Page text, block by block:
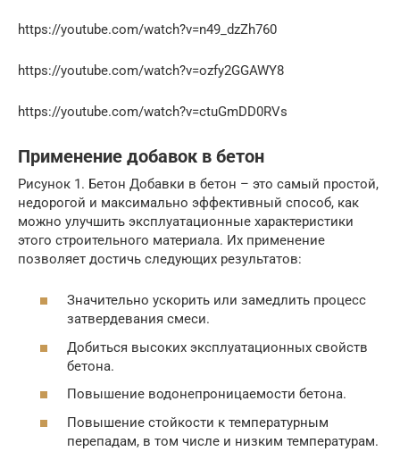
https://youtube.com/watch?v=n49_dzZh760
https://youtube.com/watch?v=ozfy2GGAWY8
https://youtube.com/watch?v=ctuGmDD0RVs
Применение добавок в бетон
Рисунок 1. Бетон Добавки в бетон – это самый простой,
недорогой и максимально эффективный способ, как
можно улучшить эксплуатационные характеристики
этого строительного материала. Их применение
позволяет достичь следующих результатов:
Значительно ускорить или замедлить процесс
затвердевания смеси.
Добиться высоких эксплуатационных свойств
бетона.
Повышение водонепроницаемости бетона.
Повышение стойкости к температурным
перепадам, в том числе и низким температурам.